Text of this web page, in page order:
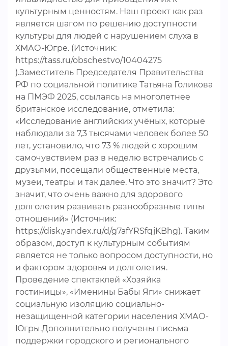
культурным ценностям. Наш проект как раз
является шагом по решению доступности
культуры для людей с нарушением слуха в
ХМАО-Югре. (Источник:
https://tass.ru/obschestvo/10404275
).Заместитель Председателя Правительства
РФ по социальной политике Татьяна Голикова
на ПМЭФ 2025, ссылаясь на многолетнее
британское исследование, отметила:
«Исследование английских учёных, которые
наблюдали за 7,3 тысячами человек более 50
лет, установило, что 73 % людей с хорошим
самочувствием раз в неделю встречались с
друзьями, посещали общественные места,
музеи, театры и так далее. Что это значит? Это
значит, что очень важно для здорового
долголетия развивать разнообразные типы
отношений» (Источник:
https://disk.yandex.ru/d/g7afYRSfqjKBhg). Таким
образом, доступ к культурным событиям
является не только вопросом доступности, но
и фактором здоровья и долголетия.
Проведение спектаклей «Хозяйка
гостиницы», «Именины Бабы Яги» снижает
социальную изоляцию социально-
незащищенной категории населения ХМАО-
Югры.Дополнительно получены письма
поддержки городского и регионального